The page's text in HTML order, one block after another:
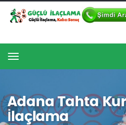
Menu
Adana Tahta
İlaçlama